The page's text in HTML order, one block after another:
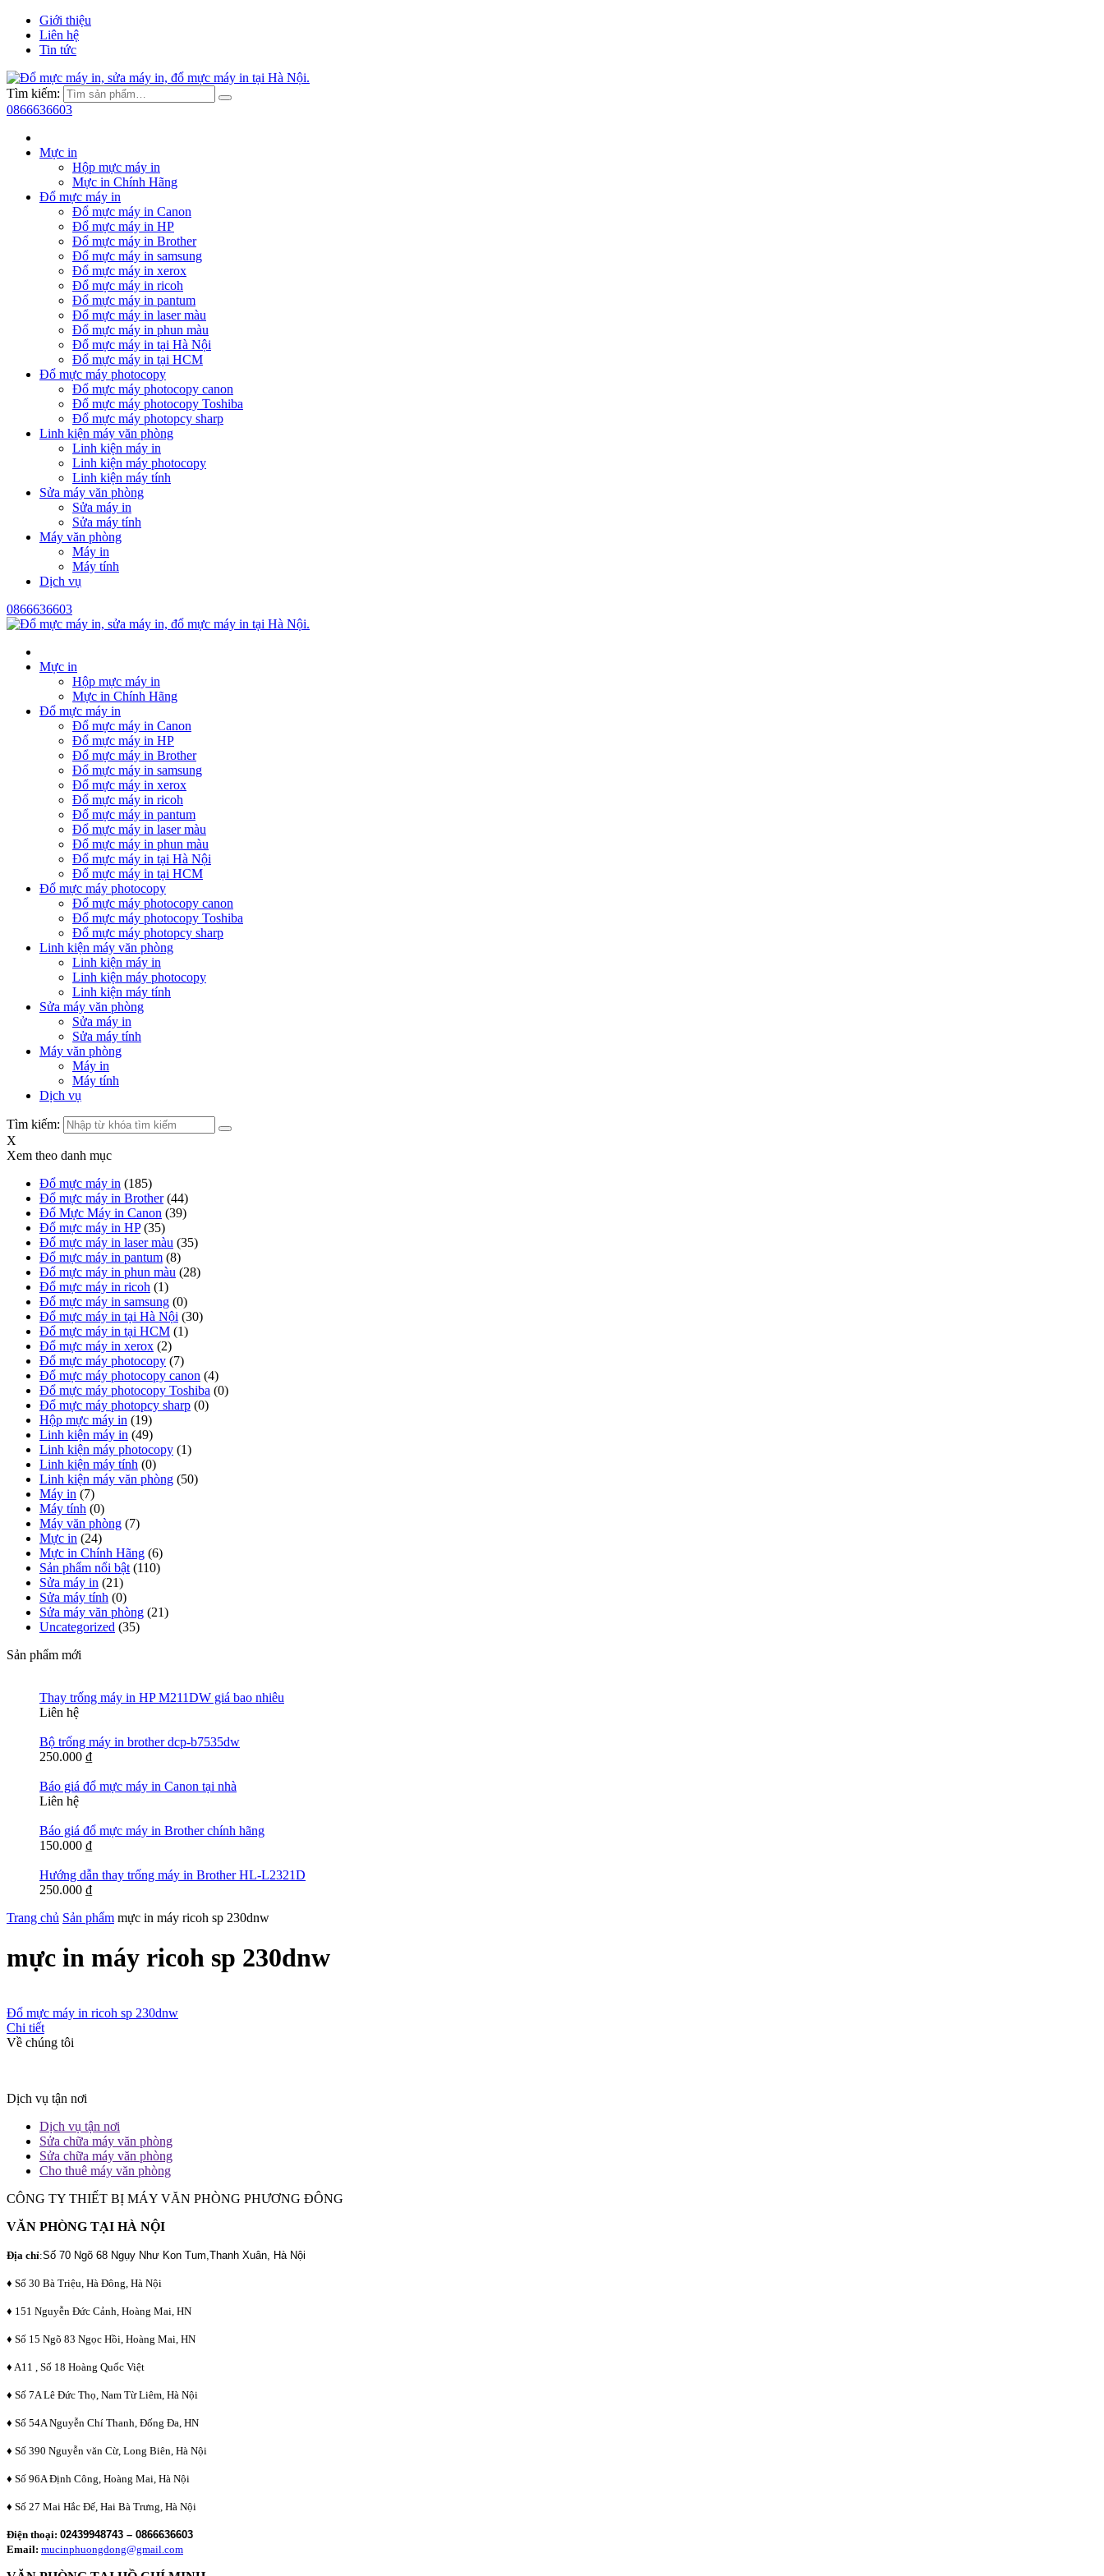
Giới thiệu
Liên hệ
Tin tức
Tìm kiếm:
0866636603
Mực in
Hộp mực máy in
Mực in Chính Hãng
Đổ mực máy in
Đổ mực máy in Canon
Đổ mực máy in HP
Đổ mực máy in Brother
Đổ mực máy in samsung
Đổ mực máy in xerox
Đổ mực máy in ricoh
Đổ mực máy in pantum
Đổ mực máy in laser màu
Đổ mực máy in phun màu
Đổ mực máy in tại Hà Nội
Đổ mực máy in tại HCM
Đổ mực máy photocopy
Đổ mực máy photocopy canon
Đổ mực máy photocopy Toshiba
Đổ mực máy photopcy sharp
Linh kiện máy văn phòng
Linh kiện máy in
Linh kiện máy photocopy
Linh kiện máy tính
Sửa máy văn phòng
Sửa máy in
Sửa máy tính
Máy văn phòng
Máy in
Máy tính
Dịch vụ
0866636603
Mực in
Hộp mực máy in
Mực in Chính Hãng
Đổ mực máy in
Đổ mực máy in Canon
Đổ mực máy in HP
Đổ mực máy in Brother
Đổ mực máy in samsung
Đổ mực máy in xerox
Đổ mực máy in ricoh
Đổ mực máy in pantum
Đổ mực máy in laser màu
Đổ mực máy in phun màu
Đổ mực máy in tại Hà Nội
Đổ mực máy in tại HCM
Đổ mực máy photocopy
Đổ mực máy photocopy canon
Đổ mực máy photocopy Toshiba
Đổ mực máy photopcy sharp
Linh kiện máy văn phòng
Linh kiện máy in
Linh kiện máy photocopy
Linh kiện máy tính
Sửa máy văn phòng
Sửa máy in
Sửa máy tính
Máy văn phòng
Máy in
Máy tính
Dịch vụ
Tìm kiếm:
X
Xem theo danh mục
Đổ mực máy in (185)
Đổ mực máy in Brother (44)
Đổ Mực Máy in Canon (39)
Đổ mực máy in HP (35)
Đổ mực máy in laser màu (35)
Đổ mực máy in pantum (8)
Đổ mực máy in phun màu (28)
Đổ mực máy in ricoh (1)
Đổ mực máy in samsung (0)
Đổ mực máy in tại Hà Nội (30)
Đổ mực máy in tại HCM (1)
Đổ mực máy in xerox (2)
Đổ mực máy photocopy (7)
Đổ mực máy photocopy canon (4)
Đổ mực máy photocopy Toshiba (0)
Đổ mực máy photopcy sharp (0)
Hộp mực máy in (19)
Linh kiện máy in (49)
Linh kiện máy photocopy (1)
Linh kiện máy tính (0)
Linh kiện máy văn phòng (50)
Máy in (7)
Máy tính (0)
Máy văn phòng (7)
Mực in (24)
Mực in Chính Hãng (6)
Sản phẩm nổi bật (110)
Sửa máy in (21)
Sửa máy tính (0)
Sửa máy văn phòng (21)
Uncategorized (35)
Sản phẩm mới
Thay trống máy in HP M211DW giá bao nhiêu
Liên hệ
Bộ trống máy in brother dcp-b7535dw
250.000 ₫
Báo giá đổ mực máy in Canon tại nhà
Liên hệ
Báo giá đổ mực máy in Brother chính hãng
150.000 ₫
Hướng dẫn thay trống máy in Brother HL-L2321D
250.000 ₫
Trang chủ Sản phẩm mực in máy ricoh sp 230dnw
mực in máy ricoh sp 230dnw
Đổ mực máy in ricoh sp 230dnw
Chi tiết
Về chúng tôi
Dịch vụ tận nơi
Dịch vụ tận nơi
Sửa chữa máy văn phòng
Sửa chữa máy văn phòng
Cho thuê máy văn phòng
CÔNG TY THIẾT BỊ MÁY VĂN PHÒNG PHƯƠNG ĐÔNG
VĂN PHÒNG TẠI HÀ NỘI
Địa chỉ:Số 70 Ngõ 68 Ngụy Như Kon Tum,Thanh Xuân, Hà Nội
♦ Số 30 Bà Triệu, Hà Đông, Hà Nội
♦ 151 Nguyễn Đức Cảnh, Hoàng Mai, HN
♦ Số 15 Ngõ 83 Ngọc Hồi, Hoàng Mai, HN
♦ A11 , Số 18 Hoàng Quốc Việt
♦ Số 7A Lê Đức Thọ, Nam Từ Liêm, Hà Nội
♦ Số 54A Nguyễn Chí Thanh, Đống Đa, HN
♦ Số 390 Nguyễn văn Cừ, Long Biên, Hà Nội
♦ Số 96A Định Công, Hoàng Mai, Hà Nội
♦ Số 27 Mai Hắc Đế, Hai Bà Trưng, Hà Nội
Điện thoại: 02439948743 – 0866636603
Email: mucinphuongdong@gmail.com